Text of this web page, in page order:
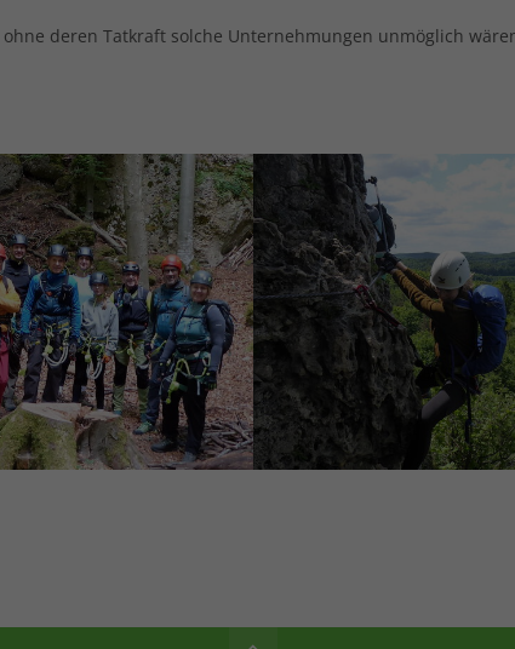
deren Tatkraft solche Unternehmungen unmöglich